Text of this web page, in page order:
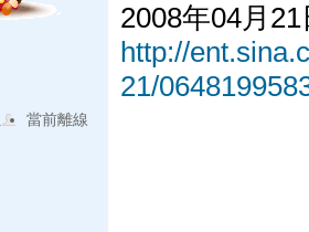
當前離線
2008年04月
http://
21/